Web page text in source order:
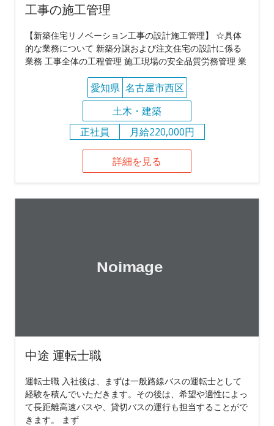
工事の施工管理
【新築住宅リノベーション工事の設計施工管理】 ☆具体
的な業務について 新築分譲および注文住宅の設計に係る
業務 工事全体の工程管理 施工現場の安全品質労務管理 業
愛知県 名古屋市西区
土木・建築
正社員
月給220,000円
詳細を見る
中途 運転士職
運転士職 入社後は、まずは一般路線バスの運転士として
経験を積んでいただきます。その後は、希望や適性によっ
て長距離高速バスや、貸切バスの運行も担当することがで
きます。 まず